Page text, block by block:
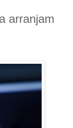
arranjam